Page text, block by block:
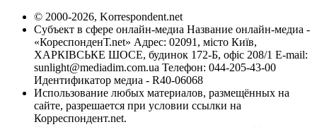
© 2000-2026, Korrespondent.net
Субъект в сфере онлайн-медиа Название онлайн-медиа -
«КореспонденТ.net» Адрес: 02091, місто Київ,
ХАРКІВСЬКЕ ШОСЕ, будинок 172-Б, офіс 208/1 E-mail:
sunlight@mediadim.com.ua Телефон: 044-205-43-00
Идентификатор медиа - R40-06068
Использование любых материалов, размещённых на
сайте, разрешается при условии ссылки на
Корреспондент.net.